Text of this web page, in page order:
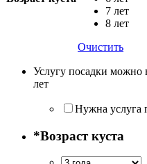
7 лет
8 лет
Очистить
Услугу посадки можно
лет
Нужна услуга
*Возраст куста